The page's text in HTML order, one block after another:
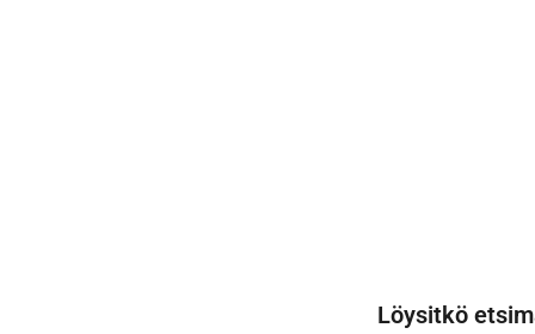
Löysitkö